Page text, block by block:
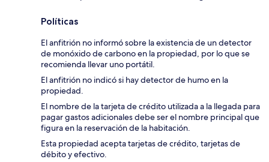
Políticas
El anfitrión no informó sobre la existencia de un detector
de monóxido de carbono en la propiedad, por lo que se
recomienda llevar uno portátil.
El anfitrión no indicó si hay detector de humo en la
propiedad.
El nombre de la tarjeta de crédito utilizada a la llegada para
pagar gastos adicionales debe ser el nombre principal que
figura en la reservación de la habitación.
Esta propiedad acepta tarjetas de crédito, tarjetas de
débito y efectivo.